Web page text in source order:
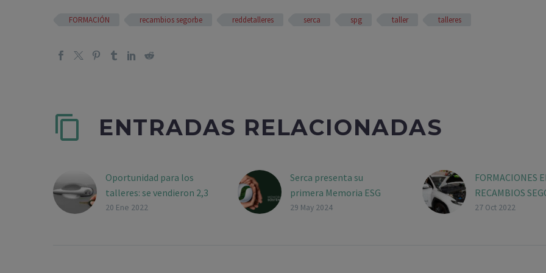
FORMACIÓN recambios segorbe reddetalleres serca spg taller talleres
ENTRADAS RELACIONADAS
Oportunidad para los
talleres: se vendieron 2,3
vehículos usados por cada
20 Ene 2022
Serca presenta su
primera Memoria ESG
Esta memoria, que
29 May 2024
FORMACIONES
RECAMBIOS
PARA EL
27 Oct 2022